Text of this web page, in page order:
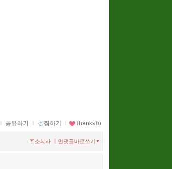
ｌ 공유하기 ｌ 찜하기 ｌ ThanksTo
먼댓글바로쓰기
주소복사 ㅣ